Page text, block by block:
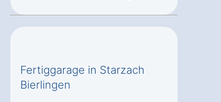
Fertiggarage in Starzach
Bierlingen